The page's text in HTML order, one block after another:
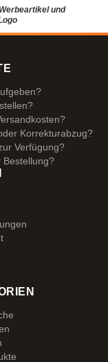
und
Korrekturabzug?
Verfügung?
Bestellung?